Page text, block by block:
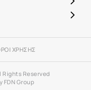
ΧΡΗΣΗΣ
Reserved
FDN Group